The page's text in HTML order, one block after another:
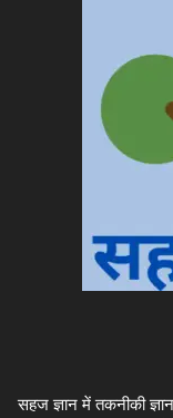
सहज ज्ञान में तकनीकी